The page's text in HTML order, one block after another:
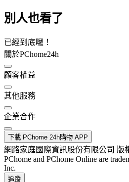
別人也看了
已經到底囉！
關於PChome24h
顧客權益
其他服務
企業合作
下載 PChome 24h購物 APP
網路家庭國際資訊股份有限公司 版
PChome and PChome Online are
Inc.
追蹤